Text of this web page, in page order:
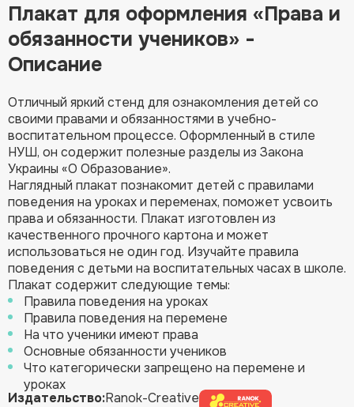
Плакат для оформления «Права и
обязанности учеников» -
Описание
Отличный яркий стенд для ознакомления детей со
своими правами и обязанностями в учебно-
воспитательном процессе. Оформленный в стиле
НУШ, он содержит полезные разделы из Закона
Украины «О Образование».
Наглядный плакат познакомит детей с правилами
поведения на уроках и переменах, поможет усвоить
права и обязанности. Плакат изготовлен из
качественного прочного картона и может
использоваться не один год. Изучайте правила
поведения с детьми на воспитательных часах в школе.
Плакат содержит следующие темы:
Правила поведения на уроках
Правила поведения на перемене
На что ученики имеют права
Основные обязанности учеников
Что категорически запрещено на перемене и
уроках
Издательство:Ranok-Creative